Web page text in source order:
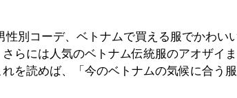
別コーデ、ベトナムで買える服でかわい
らには人気のベトナム伝統服のアオザイ
を読めば、「今のベトナムの気候に合う